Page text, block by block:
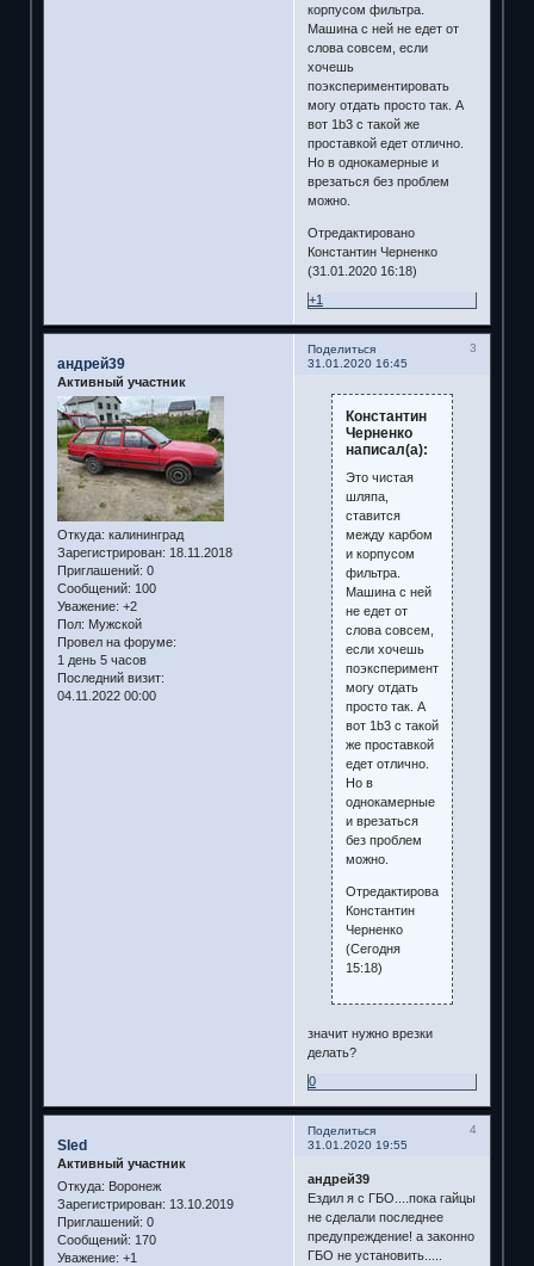
корпусом фильтра.
Машина с ней не едет от
слова совсем, если
хочешь
поэкспериментировать
могу отдать просто так. А
вот 1b3 с такой же
проставкой едет отлично.
Но в однокамерные и
врезаться без проблем
можно.
Отредактировано
Константин Черненко
(31.01.2020 16:18)
+1
Поделиться
3
31.01.2020 16:45
андрей39
Активный участник
Откуда: калининград
Зарегистрирован: 18.11.2018
Приглашений: 0
Сообщений: 100
Уважение: +2
Пол: Мужской
Провел на форуме:
1 день 5 часов
Последний визит:
04.11.2022 00:00
Константин
Черненко
написал(а):
Это чистая
шляпа,
ставится
между карбом
и корпусом
фильтра.
Машина с ней
не едет от
слова совсем,
если хочешь
поэкспериментировать
могу отдать
просто так. А
вот 1b3 с такой
же проставкой
едет отлично.
Но в
однокамерные
и врезаться
без проблем
можно.
Отредактировано
Константин
Черненко
(Сегодня
15:18)
значит нужно врезки
делать?
0
Поделиться
4
31.01.2020 19:55
Sled
Активный участник
Откуда: Воронеж
Зарегистрирован: 13.10.2019
Приглашений: 0
Сообщений: 170
Уважение: +1
андрей39
Ездил я с ГБО....пока гайцы
не сделали последнее
предупреждение! а законно
ГБО не установить.....